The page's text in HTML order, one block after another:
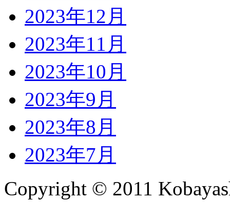
2023年12月
2023年11月
2023年10月
2023年9月
2023年8月
2023年7月
Copyright © 2011